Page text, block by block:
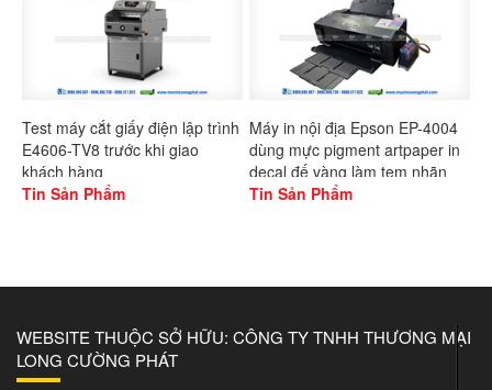
Test máy cắt giấy điện lập trình
E4606-TV8 trước khi giao
khách hàng
Tin Sản Phẩm
Máy in nội địa Epson EP-4004
dùng mực pigment artpaper in
decal đế vàng làm tem nhãn
Tin Sản Phẩm
WEBSITE THUỘC SỞ HỮU: CÔNG TY TNHH THƯƠNG MẠI
LONG CƯỜNG PHÁT